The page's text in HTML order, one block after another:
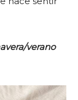
verano